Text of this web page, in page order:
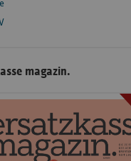
magazin.